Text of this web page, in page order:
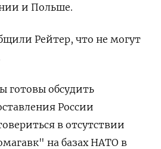
и Польше.
Рейтер, что не могут
готовы обсудить
России
в отсутствии
на базах НАТО в